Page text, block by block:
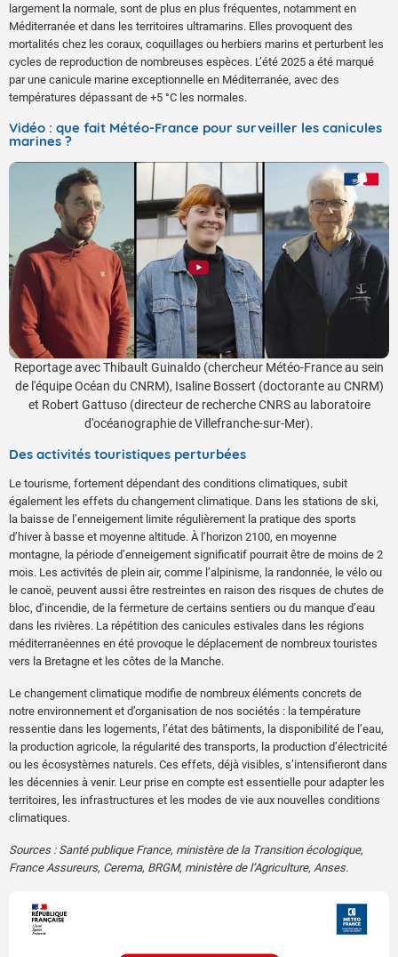
largement la normale, sont de plus en plus fréquentes, notamment en
Méditerranée et dans les territoires ultramarins. Elles provoquent des
mortalités chez les coraux, coquillages ou herbiers marins et perturbent les
cycles de reproduction de nombreuses espèces. L’été 2025 a été marqué
par une canicule marine exceptionnelle en Méditerranée, avec des
températures dépassant de +5 °C les normales.
Vidéo : que fait Météo-France pour surveiller les canicules
marines ?
Reportage avec Thibault Guinaldo (chercheur Météo-France au sein
de l'équipe Océan du CNRM), Isaline Bossert (doctorante au CNRM)
et Robert Gattuso (directeur de recherche CNRS au laboratoire
d'océanographie de Villefranche-sur-Mer).
Des activités touristiques perturbées
Le tourisme, fortement dépendant des conditions climatiques, subit
également les effets du changement climatique. Dans les stations de ski,
la baisse de l’enneigement limite régulièrement la pratique des sports
d’hiver à basse et moyenne altitude. À l’horizon 2100, en moyenne
montagne, la période d’enneigement significatif pourrait être de moins de 2
mois. Les activités de plein air, comme l’alpinisme, la randonnée, le vélo ou
le canoë, peuvent aussi être restreintes en raison des risques de chutes de
bloc, d’incendie, de la fermeture de certains sentiers ou du manque d’eau
dans les rivières. La répétition des canicules estivales dans les régions
méditerranéennes en été provoque le déplacement de nombreux touristes
vers la Bretagne et les côtes de la Manche.
Le changement climatique modifie de nombreux éléments concrets de
notre environnement et d’organisation de nos sociétés : la température
ressentie dans les logements, l’état des bâtiments, la disponibilité de l’eau,
la production agricole, la régularité des transports, la production d’électricité
ou les écosystèmes naturels. Ces effets, déjà visibles, s’intensifieront dans
les décennies à venir. Leur prise en compte est essentielle pour adapter les
territoires, les infrastructures et les modes de vie aux nouvelles conditions
climatiques.
Sources : Santé publique France, ministère de la Transition écologique,
France Assureurs, Cerema, BRGM, ministère de l’Agriculture, Anses.